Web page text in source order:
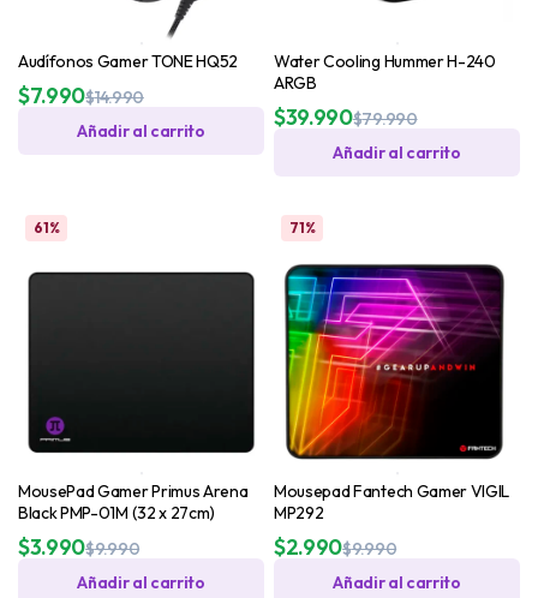
Audífonos Gamer TONE HQ52
$14.990
$7.990
Añadir al carrito
Water Cooling Hummer H-240
ARGB
$79.990
$39.990
Añadir al carrito
61%
MousePad Gamer Primus Arena
Black PMP-01M (32 x 27cm)
$9.990
$3.990
Añadir al carrito
71%
Mousepad Fantech Gamer VIGIL
MP292
$9.990
$2.990
Añadir al carrito